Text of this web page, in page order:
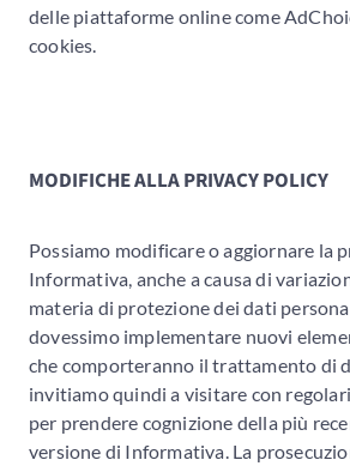
delle piattaforme online come
cookies.
MODIFICHE ALLA PRIVACY POLICY
Possiamo modificare o aggiornare la
Informativa, anche a causa di
materia di protezione dei dati
dovessimo implementare nuovi
che comporteranno il trattamento di
invitiamo quindi a visitare con
per prendere cognizione della più
versione di Informativa. La